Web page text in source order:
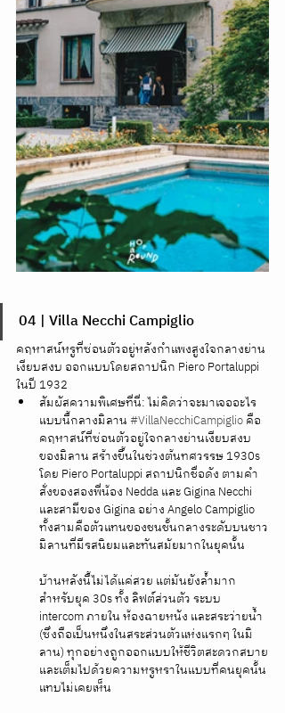
04 | Villa Necchi Campiglio
คฤหาสน์หรูที่ซ่อนตัวอยู่หลังกำแพงสูงใจกลางย่าน
เงียบสงบ ออกแบบโดยสถาปนิก Piero Portaluppi
ในปี 1932
สัมผัสความพิเศษที่นี่: ไม่คิดว่าจะมาเจออะไร
แบบนี้กลางมิลาน #VillaNecchiCampiglio คือ
คฤหาสน์ที่ซ่อนตัวอยู่ใจกลางย่านเงียบสงบ
ของมิลาน สร้างขึ้นในช่วงต้นทศวรรษ 1930s
โดย Piero Portaluppi สถาปนิกชื่อดัง ตามคำ
สั่งของสองพี่น้อง Nedda และ Gigina Necchi
และสามีของ Gigina อย่าง Angelo Campiglio
ทั้งสามคือตัวแทนของชนชั้นกลางระดับบนชาว
มิลานที่มีรสนิยมและทันสมัยมากในยุคนั้น
บ้านหลังนี้ไม่ได้แค่สวย แต่มันยังล้ำมาก
สำหรับยุค 30s ทั้ง ลิฟต์ส่วนตัว ระบบ
intercom ภายใน ห้องฉายหนัง และสระว่ายน้ำ
(ซึ่งถือเป็นหนึ่งในสระส่วนตัวแห่งแรกๆ ในมิ
ลาน) ทุกอย่างถูกออกแบบให้ชีวิตสะดวกสบาย
และเต็มไปด้วยความหรูหราในแบบที่คนยุคนั้น
แทบไม่เคยเห็น